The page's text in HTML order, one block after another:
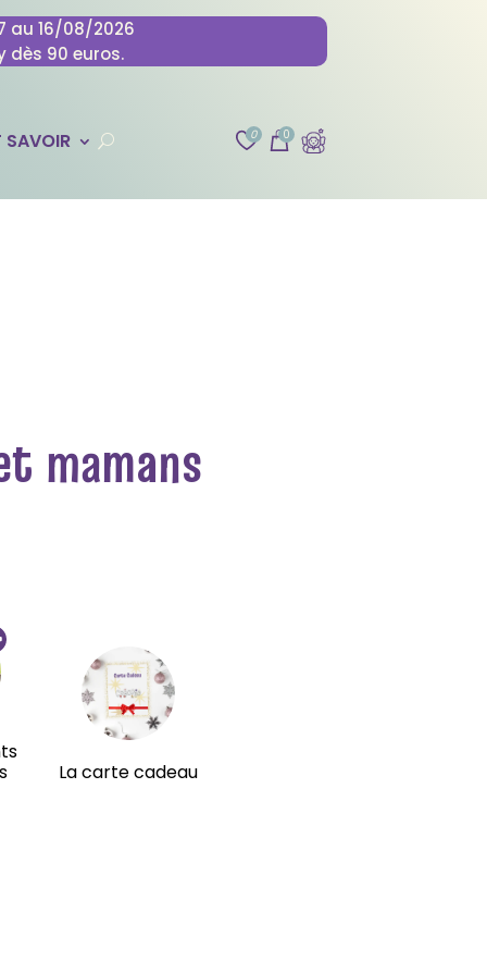
au 16/08/2026
dès 90 euros.
SAVOIR 0 0
mamans
La carte cadeau